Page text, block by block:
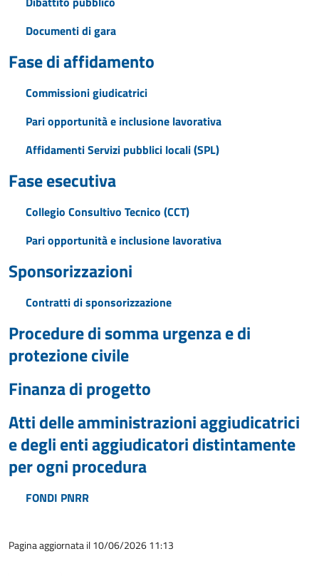
Documenti di gara
Fase di affidamento
Commissioni giudicatrici
Pari opportunità e inclusione lavorativa
Affidamenti Servizi pubblici locali (SPL)
Fase esecutiva
Collegio Consultivo Tecnico (CCT)
Pari opportunità e inclusione lavorativa
Sponsorizzazioni
Contratti di sponsorizzazione
Procedure di somma urgenza e di
protezione civile
Finanza di progetto
Atti delle amministrazioni aggiudicatrici
e degli enti aggiudicatori distintamente
per ogni procedura
FONDI PNRR
Pagina aggiornata il 10/06/2026 11:13